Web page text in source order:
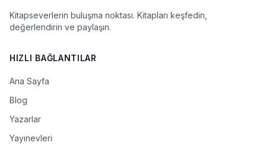
Kitapseverlerin buluşma noktası. Kitapları keşfedin,
değerlendirin ve paylaşın.
HIZLI BAĞLANTILAR
Ana Sayfa
Blog
Yazarlar
Yayınevleri